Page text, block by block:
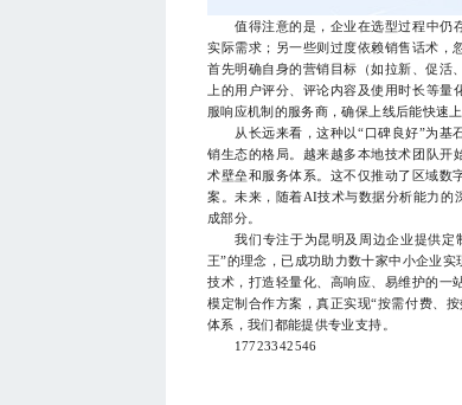
值得注意的是，企业在选型过程中仍存
实际需求；另一些则过度依赖销售话术，
首先明确自身的营销目标（如拉新、促活
上的用户评分、评论内容及使用时长等
服响应机制的服务商，确保上线后能快速上
从长远来看，这种以“口碑良好”为基石
销生态的格局。越来越多本地技术团队开
术壁垒和服务体系。这不仅推动了区域数
案。未来，随着AI技术与数据分析能力的
成部分。
我们专注于为昆明及周边企业提供定
王”的理念，已成功助力数十家中小企业
技术，打造轻量化、高响应、易维护的一
模定制合作方案，真正实现“按需付费、
体系，我们都能提供专业支持。
17723342546